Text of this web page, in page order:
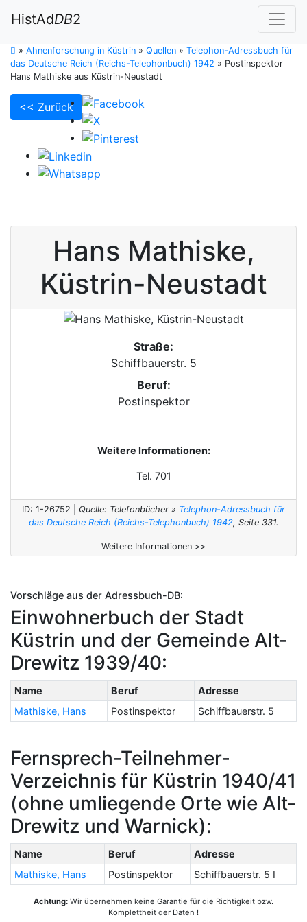
HistAdDB2
» Ahnenforschung in Küstrin » Quellen » Telephon-Adressbuch für
das Deutsche Reich (Reichs-Telephonbuch) 1942 » Postinspektor
Hans Mathiske aus Küstrin-Neustadt
<< Zurück
Hans Mathiske,
Küstrin-Neustadt
Straße:
Schiffbauerstr. 5
Beruf:
Postinspektor
Weitere Informationen:
Tel. 701
ID: 1-26752 | Quelle: Telefonbücher » Telephon-Adressbuch für
das Deutsche Reich (Reichs-Telephonbuch) 1942, Seite 331.
Weitere Informationen >>
Vorschläge aus der Adressbuch-DB:
Einwohnerbuch der Stadt
Küstrin und der Gemeinde Alt-
Drewitz 1939/40:
Name Beruf
Adresse
Mathiske, Hans
Postinspektor Schiffbauerstr. 5
Fernsprech-Teilnehmer-
Verzeichnis für Küstrin 1940/41
(ohne umliegende Orte wie Alt-
Drewitz und Warnick):
Name Beruf
Adresse
Mathiske, Hans
Postinspektor Schiffbauerstr. 5 I
Achtung: Wir übernehmen keine Garantie für die Richtigkeit bzw.
Komplettheit der Daten !